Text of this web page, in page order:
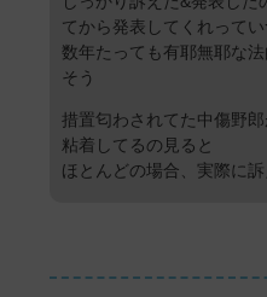
てから発表してくれって
数年たっても有耶無耶な
そう
措置匂わされてた中傷野
粘着してるの見ると
ほとんどの場合、実際に